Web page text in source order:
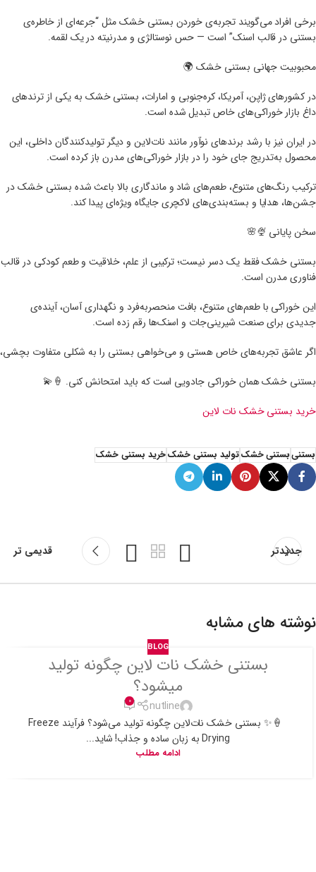
برخی افراد می‌گویند تجربه‌ی خوردن بستنی خشک مثل “جرعه‌ای از خاطره‌ی
بستنی در قالب اسنک” است — حس نوستالژی و مدرنیته در یک لقمه.
محبوبیت جهانی بستنی خشک 🌍
در کشورهای ژاپن، آمریکا، کره‌جنوبی و امارات، بستنی خشک به یکی از ترندهای
داغ بازار خوراکی‌های خاص تبدیل شده است.
در ایران نیز با رشد برندهای نوآور مانند نات‌لاین و دیگر تولیدکنندگان داخلی، این
محصول به‌تدریج جای خود را در بازار خوراکی‌های مدرن باز کرده است.
ترکیب رنگ‌های متنوع، طعم‌های شاد و ماندگاری بالا باعث شده بستنی خشک در
جشن‌ها، هدایا و بسته‌بندی‌های لاکچری جایگاه ویژه‌ای پیدا کند.
سخن پایانی 🍨🌸
بستنی خشک فقط یک دسر نیست؛ ترکیبی از علم، خلاقیت و طعم کودکی در قالب
فناوری مدرن است.
این خوراکی با طعم‌های متنوع، بافت منحصربه‌فرد و نگهداری آسان، آینده‌ی
جدیدی برای صنعت شیرینی‌جات و اسنک‌ها رقم زده است.
اگر عاشق تجربه‌های خاص هستی و می‌خواهی بستنی را به شکلی متفاوت بچشی،
بستنی خشک همان خوراکی جادویی است که باید امتحانش کنی. 🍦💫
خرید بستنی خشک نات لاین
بستنیبستنی خشکتولید بستنی خشکخرید بستنی خشک
جدیدتر قدیمی تر
نوشته های مشابه
BLOG
بستنی خشک نات لاین چگونه تولید
میشود؟
nutline
0
🍦✨ بستنی خشک نات‌لاین چگونه تولید می‌شود؟ فرآیند Freeze
Drying به زبان ساده و جذاب! شاید...
ادامه مطلب